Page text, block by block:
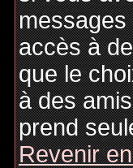
messages
accès à
que le
à des
prend
Revenir